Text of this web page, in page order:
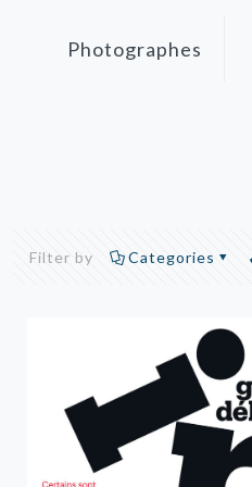
Photographes
Filter by Categories